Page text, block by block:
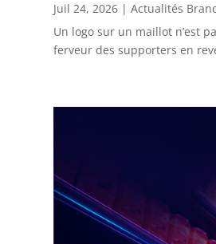
Juil 24, 2026 |Actualités
Un logo sur un maillot n’est
ferveur des supporters en